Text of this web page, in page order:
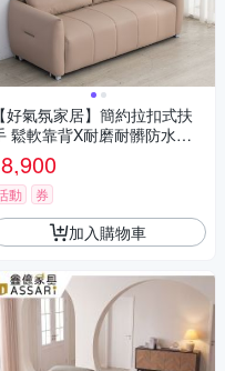
【好氣氛家居】簡約拉扣式扶
鬆軟靠背X耐磨耐髒防水貓
抓皮沙發/單1色/運費另計
8,900
動 券
加入購物車